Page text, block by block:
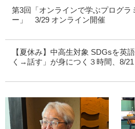
第3回「オンラインで学ぶプログラ
ー」 3/29 オンライン開催
【夏休み】中高生対象 SDGsを英
く→話す」が身につく３時間、8/